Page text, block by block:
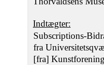
Indtægter:
Subscriptions-
fra
[fra]